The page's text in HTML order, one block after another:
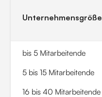
Unternehmensgröße
bis 5 Mitarbeitende
5 bis 15 Mitarbeitende
16 bis 40 Mitarbeitende